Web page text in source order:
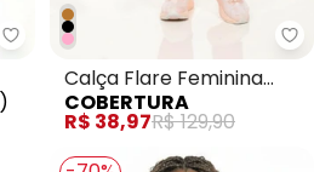
Cobertura - Corta Vento Plus
)
Calça Flare Feminina
Rosa
COBERTURA
R$ 38,97R$ 129,90